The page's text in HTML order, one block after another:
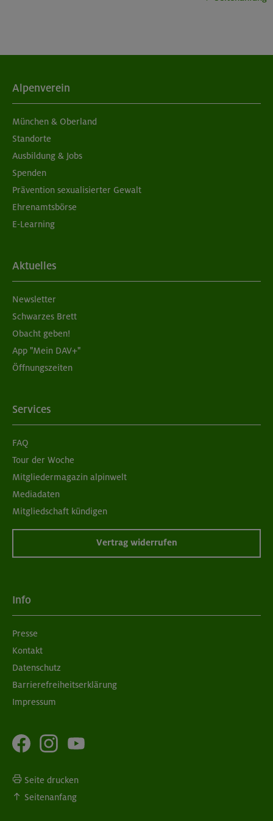
05./06.09.26
Grundkurs Klettern indoor für Frauen
München
07./14./21.09.26
Schnupperkletterkurs indoor
München
08./09.09.26
10./17.09.26
Bouldern für Einsteiger indoor
München
Alpenverein
München & Oberland
Standorte
Ausbildung & Jobs
Spenden
Prävention sexualisierter Gewalt
Ehrenamtsbörse
E-Learning
Aktuelles
Newsletter
Schwarzes Brett
Obacht geben!
App "Mein DAV+"
Öffnungszeiten
Services
FAQ
Tour der Woche
Mitgliedermagazin alpinwelt
Mediadaten
Mitgliedschaft kündigen
Vertrag widerrufen
Info
Presse
Kontakt
Datenschutz
Barrierefreiheitserklärung
Impressum
Seite drucken
Seitenanfang